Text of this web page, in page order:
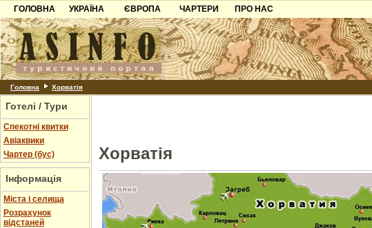
ГОЛОВНА
УКРАЇНА
Карпати
Азов
Причорноморря
Шацьк
ЄВРОПА
Чорногорія
Хорватія
Болгарія
ЧАРТЕРИ
ПРО НАС
Контакти
Партнерам
Додати готель
Головна Хорватія
Готелі / Тури
Спекотні квитки
Авіаквики
Чартер (бус)
Інформація
Міста і селища
Розрахунок
відстаней
Хорватія